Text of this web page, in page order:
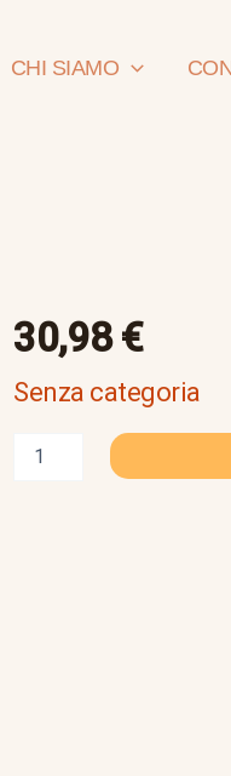
CHI SIAMO
30,98€
Senza categoria
felice
orsini
-